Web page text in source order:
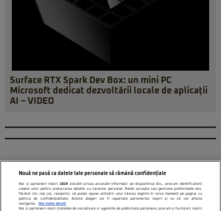
Surface RTX Spark Dev Box: un mini PC
Microsoft dedicat dezvoltării locale de aplicații
AI – VIDEO
Nouă ne pasă ca datele tale personale să rămână confidențiale
Noi și partenerii noștri1019 stocăm și/sau accesăm informații pe dispozitivul dvs., precum identificatorii
cookie unici pentru prelucrarea datelor cu caracter personal. Puteți accepta sau gestiona preferințele dvs.
făcând clic mai jos, respectiv vă puteți opune utilizării unui interes legitim în orice moment pe pagina cu
politica de confidențialitate. Aceste alegeri vor fi raportate partenerilor noștri și nu vă vor afecta
navigarea.
Mai multe detalii
Noi si partenerii nostri (retelele de socializare si agentiile de publicitate partenere, precum si furnizorii nostri